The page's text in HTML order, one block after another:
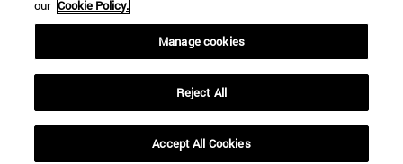
our Cookie Policy.
Manage cookies
Reject All
Accept All Cookies